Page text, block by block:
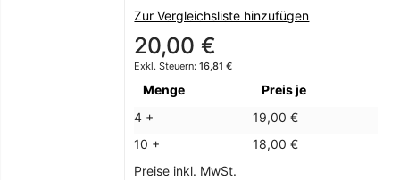
Zur Vergleichsliste hinzufügen
20,00 €
16,81 €
Menge
Preis je
4 +
19,00 €
10 +
18,00 €
Preise inkl. MwSt.